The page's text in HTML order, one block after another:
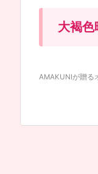
大褐色
AMAKUNIが贈る